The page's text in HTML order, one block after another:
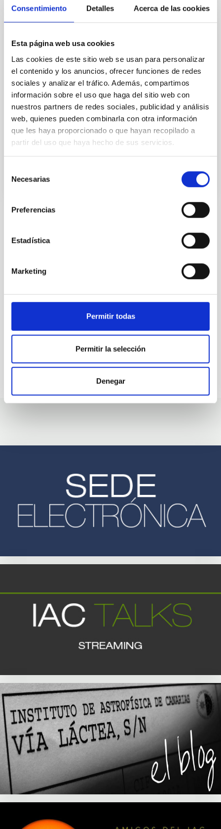
Consentimiento Detalles Acerca de las cookies
Esta página web usa cookies
Las cookies de este sitio web se usan para personalizar
el contenido y los anuncios, ofrecer funciones de redes
sociales y analizar el tráfico. Además, compartimos
información sobre el uso que haga del sitio web con
nuestros partners de redes sociales, publicidad y análisis
web, quienes pueden combinarla con otra información
que les haya proporcionado o que hayan recopilado a
partir del uso que haya hecho de sus servicios.
Necesarias
Preferencias
Estadística
Marketing
Permitir todas
Permitir la selección
Denegar
MANTENIMIENTO GENERAL
OBSERVATORIOS (ORM-LA PALMA) - FIJO
LABORAL -PS-2026-031
Se convoca proceso selectivo para el ingreso, como
personal laboral fijo, de un puesto de trabajo con la
categoría profesional de Técnico/a Mantenimiento
General, acogido a Convenio y que tendrá
Desde el IAC siempre
estamos buscando gente
con talento.